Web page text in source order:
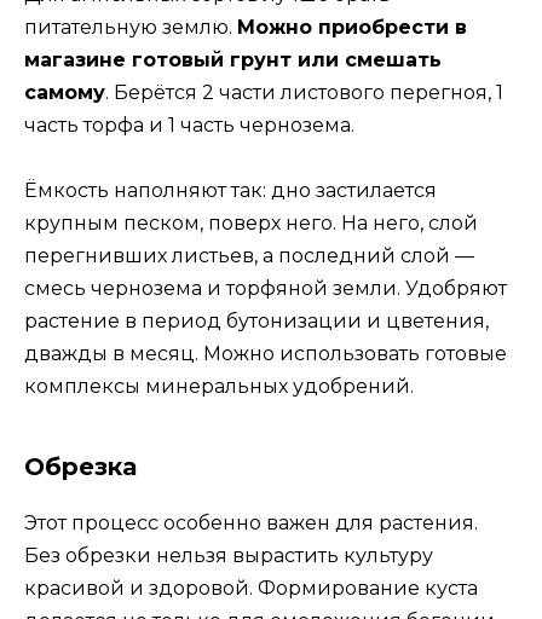
питательную землю. Можно приобрести в
магазине готовый грунт или смешать
самому. Берётся 2 части листового перегноя, 1
часть торфа и 1 часть чернозема.
Ёмкость наполняют так: дно застилается
крупным песком, поверх него. На него, слой
перегнивших листьев, а последний слой —
смесь чернозема и торфяной земли. Удобряют
растение в период бутонизации и цветения,
дважды в месяц. Можно использовать готовые
комплексы минеральных удобрений.
Обрезка
Этот процесс особенно важен для растения.
Без обрезки нельзя вырастить культуру
красивой и здоровой. Формирование куста